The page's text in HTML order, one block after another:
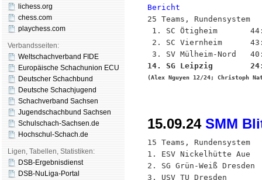
lichess.org
chess.com
playchess.com
Verbandsseiten:
Weltschachverband FIDE
Europäische Schachunion ECU
Deutscher Schachbund
Deutsche Schachjugend
Schachverband Sachsen
Jugendschachbund Sachsen
Schulschach-Sachsen.de
Hochschul-Schach.de
Ligen, Tabellen, Statistiken:
DSB-Ergebnisdienst
DSB-NuLiga-Portal
Bericht
25 Teams, Rundensystem
1. SC Ötigheim
2. SC Viernheim
14. SG Leipzig
(Alex Nguyen 12/24; Christoph
15.09.24 SMM
15 Teams, Rundensystem
1. ESV Nickelhütte Aue
2. SG Grün-Weiß